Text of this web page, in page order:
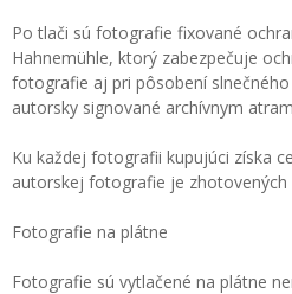
Po tlači sú fotografie fixované
Hahnemühle, ktorý zabezpečuje
fotografie aj pri pôsobení
autorsky signované archívnym
Ku každej fotografii kupujúci získa
autorskej fotografie je zhotovených
Fotografie na plátne
Fotografie sú vytlačené na plátne